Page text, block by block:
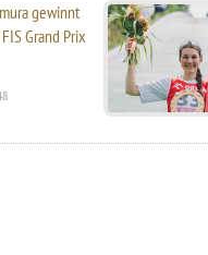
gewinnt
Grand Prix